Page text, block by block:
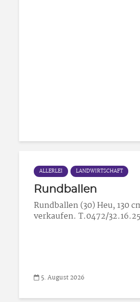
ALLERLEI LANDWIRTSCHAFT
Rundballen
Rundballen (30) Heu, 130
verkaufen. T.0472/32.16.25
5. August 2026